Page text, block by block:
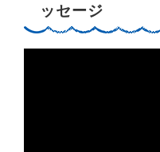
ッセージ